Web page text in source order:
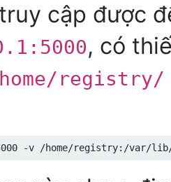
cập được
, có
registry/
-v /home/registry:/var/